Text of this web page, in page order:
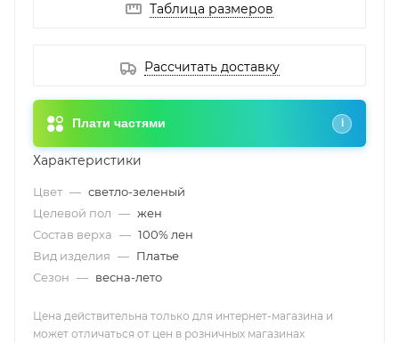
Таблица размеров
Рассчитать доставку
Плати частями i
Характеристики
Цвет — светло-зеленый
Целевой пол — жен
Состав верха — 100% лен
Вид изделия — Платье
Сезон — весна-лето
Цена действительна только для интернет-магазина и
может отличаться от цен в розничных магазинах